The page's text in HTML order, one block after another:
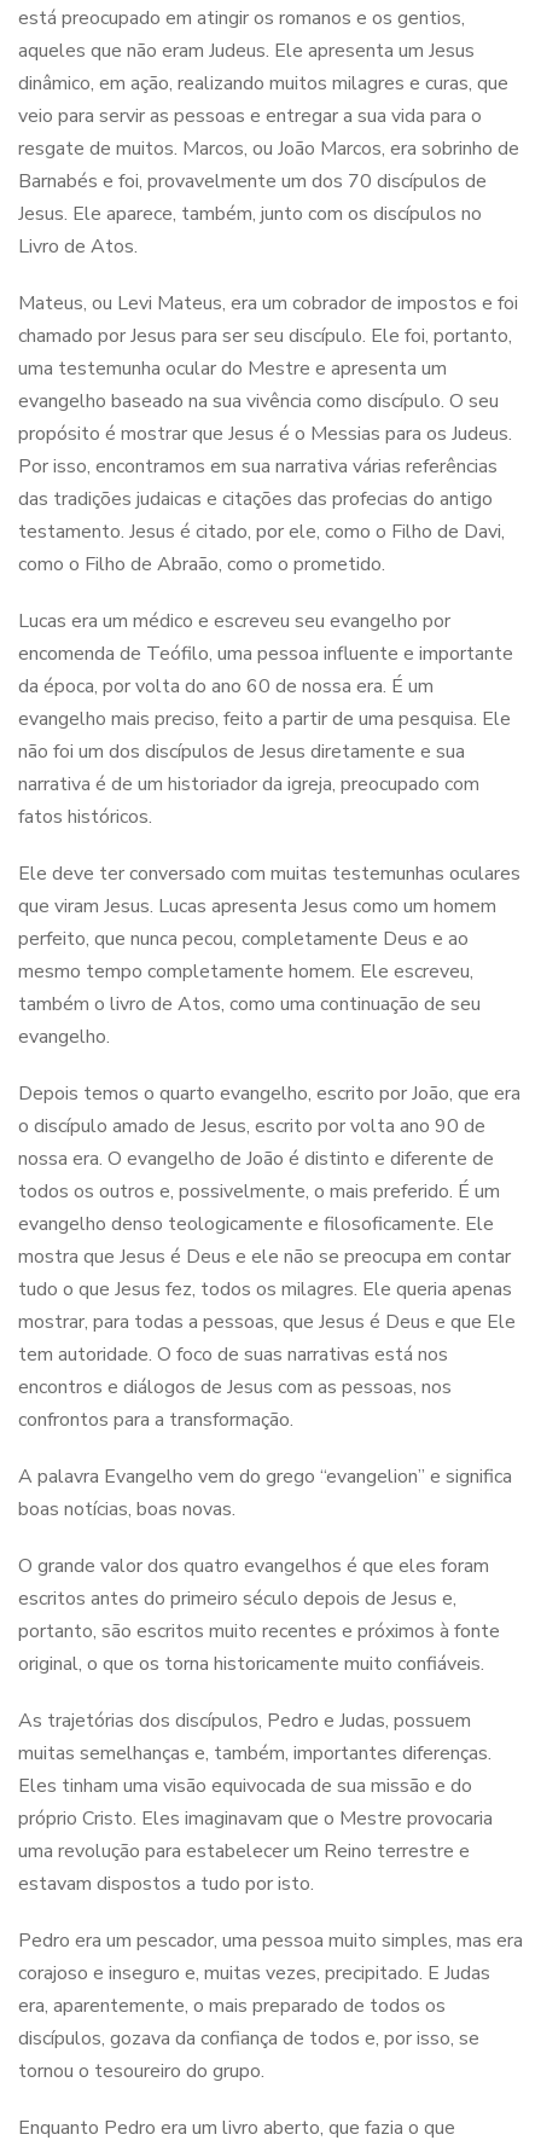
está preocupado em atingir os romanos e os gentios,
aqueles que não eram Judeus. Ele apresenta um Jesus
dinâmico, em ação, realizando muitos milagres e curas, que
veio para servir as pessoas e entregar a sua vida para o
resgate de muitos. Marcos, ou João Marcos, era sobrinho de
Barnabés e foi, provavelmente um dos 70 discípulos de
Jesus. Ele aparece, também, junto com os discípulos no
Livro de Atos.
Mateus, ou Levi Mateus, era um cobrador de impostos e foi
chamado por Jesus para ser seu discípulo. Ele foi, portanto,
uma testemunha ocular do Mestre e apresenta um
evangelho baseado na sua vivência como discípulo. O seu
propósito é mostrar que Jesus é o Messias para os Judeus.
Por isso, encontramos em sua narrativa várias referências
das tradições judaicas e citações das profecias do antigo
testamento. Jesus é citado, por ele, como o Filho de Davi,
como o Filho de Abraão, como o prometido.
Lucas era um médico e escreveu seu evangelho por
encomenda de Teófilo, uma pessoa influente e importante
da época, por volta do ano 60 de nossa era. É um
evangelho mais preciso, feito a partir de uma pesquisa. Ele
não foi um dos discípulos de Jesus diretamente e sua
narrativa é de um historiador da igreja, preocupado com
fatos históricos.
Ele deve ter conversado com muitas testemunhas oculares
que viram Jesus. Lucas apresenta Jesus como um homem
perfeito, que nunca pecou, completamente Deus e ao
mesmo tempo completamente homem. Ele escreveu,
também o livro de Atos, como uma continuação de seu
evangelho.
Depois temos o quarto evangelho, escrito por João, que era
o discípulo amado de Jesus, escrito por volta ano 90 de
nossa era. O evangelho de João é distinto e diferente de
todos os outros e, possivelmente, o mais preferido. É um
evangelho denso teologicamente e filosoficamente. Ele
mostra que Jesus é Deus e ele não se preocupa em contar
tudo o que Jesus fez, todos os milagres. Ele queria apenas
mostrar, para todas a pessoas, que Jesus é Deus e que Ele
tem autoridade. O foco de suas narrativas está nos
encontros e diálogos de Jesus com as pessoas, nos
confrontos para a transformação.
A palavra Evangelho vem do grego “evangelion” e significa
boas notícias, boas novas.
O grande valor dos quatro evangelhos é que eles foram
escritos antes do primeiro século depois de Jesus e,
portanto, são escritos muito recentes e próximos à fonte
original, o que os torna historicamente muito confiáveis.
As trajetórias dos discípulos, Pedro e Judas, possuem
muitas semelhanças e, também, importantes diferenças.
Eles tinham uma visão equivocada de sua missão e do
próprio Cristo. Eles imaginavam que o Mestre provocaria
uma revolução para estabelecer um Reino terrestre e
estavam dispostos a tudo por isto.
Pedro era um pescador, uma pessoa muito simples, mas era
corajoso e inseguro e, muitas vezes, precipitado. E Judas
era, aparentemente, o mais preparado de todos os
discípulos, gozava da confiança de todos e, por isso, se
tornou o tesoureiro do grupo.
Enquanto Pedro era um livro aberto, que fazia o que